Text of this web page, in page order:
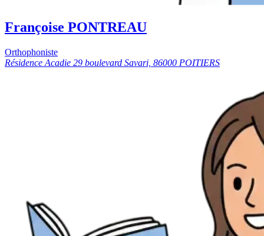
Françoise PONTREAU
Orthophoniste
Résidence Acadie 29 boulevard Savari, 86000 POITIERS